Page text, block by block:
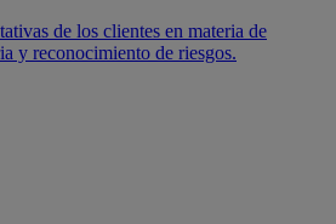
de los clientes en materia de
y reconocimiento de riesgos.